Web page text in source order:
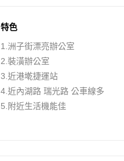
特色
1.洲子街漂亮辦公室
2.裝潢辦公室
3.近港墘捷運站
4.近內湖路 瑞光路 公車線多
5.附近生活機能佳